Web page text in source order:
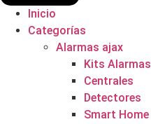
Inicio
Categorías
Alarmas ajax
Kits Alarmas
Centrales
Detectores
Smart Home